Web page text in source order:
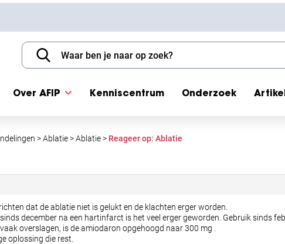
Over AFIP Kenniscentrum Onderzoek
>Ablatie>Ablatie> Reageer op: Ablatie
dat de ablatie niet is gelukt en de klachten erger worden.
december na een hartinfarct is het veel erger geworden. Gebruik sinds
overslagen, is de amiodaron opgehoogd naar 300 mg .
oplossing die rest.